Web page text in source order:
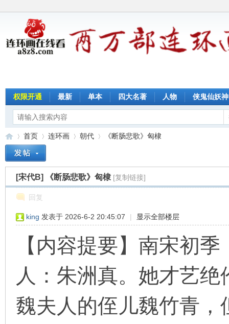
权限开通 最新 单本 四大名著 人物 侠鬼仙妖神
»
首页
›
连环画
›
朝代
›
《断肠悲歌》匈棣
[宋代B] 《断肠悲歌》匈棣 [复制链接]
回复
king 发表于 2026-6-2 20:45:07 | 显示全部楼层
【内容提要】南宋初
人：朱洲真。她才艺
魏夫人的侄儿魏竹青